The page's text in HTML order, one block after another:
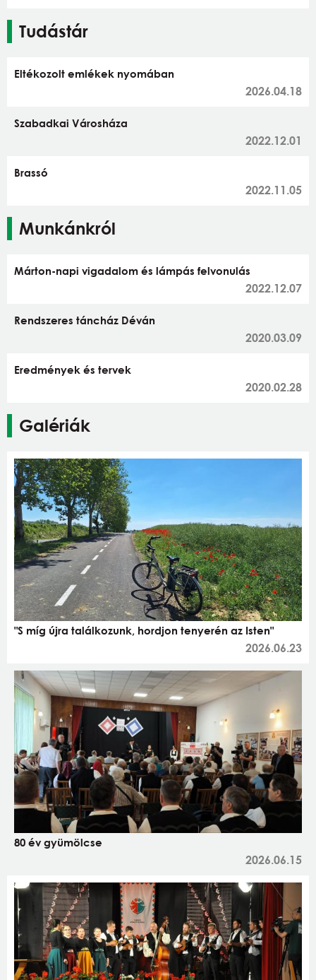
Tudástár
Eltékozolt emlékek nyomában
2026.04.18
Szabadkai Városháza
2022.12.01
Brassó
2022.11.05
Munkánkról
Márton-napi vigadalom és lámpás felvonulás
2022.12.07
Rendszeres táncház Déván
2020.03.09
Eredmények és tervek
2020.02.28
Galériák
"S míg újra találkozunk, hordjon tenyerén az Isten"
2026.06.23
80 év gyümölcse
2026.06.15